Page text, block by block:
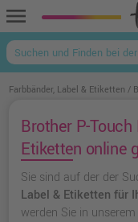
menu
Farbbänder, Label & Etiketten
Brother P-
Etiketten online
Sie sind auf der der
Label & Etiketten für
werden Sie in